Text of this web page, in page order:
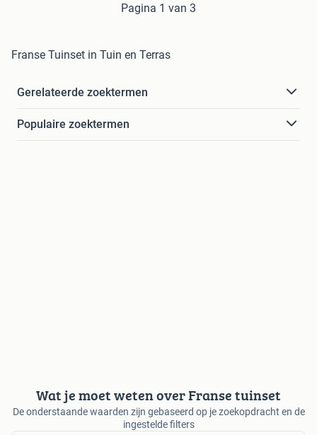
Pagina 1 van 3
Franse Tuinset in Tuin en Terras
Gerelateerde zoektermen
Populaire zoektermen
Wat je moet weten over Franse tuinset
De onderstaande waarden zijn gebaseerd op je zoekopdracht en de
ingestelde filters